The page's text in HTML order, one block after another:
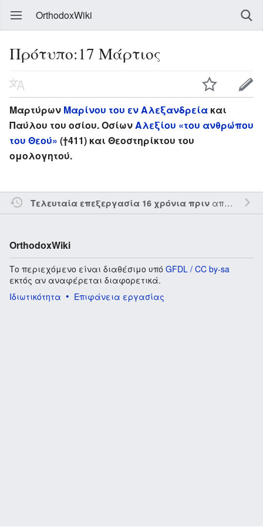
OrthodoxWiki
Πρότυπο:17 Μάρτιος
Μαρτύρων Μαρίνου του εν Αλεξανδρεία και
Παύλου του οσίου. Οσίων Αλεξίου «του ανθρώπου
του Θεού» (†411) και Θεοστηρίκτου του
ομολογητού.
Τελευταία επεξεργασία 16 χρόνια πριναπό τον την
OrthodoxWiki
Το περιεχόμενο είναι διαθέσιμο υπό GFDL / CC by-sa
εκτός αν αναφέρεται διαφορετικά.
Ιδιωτικότητα
Επιφάνεια εργασίας